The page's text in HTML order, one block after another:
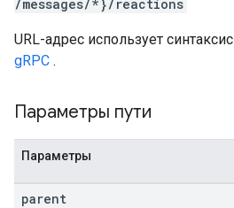
/messages/*}/reactions
URL-адрес использует синтаксис
gRPC .
Параметры пути
Параметры
parent